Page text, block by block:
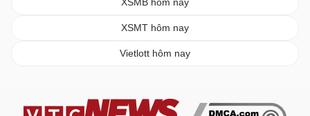
XSMB hôm nay
XSMT hôm nay
Vietlott hôm nay